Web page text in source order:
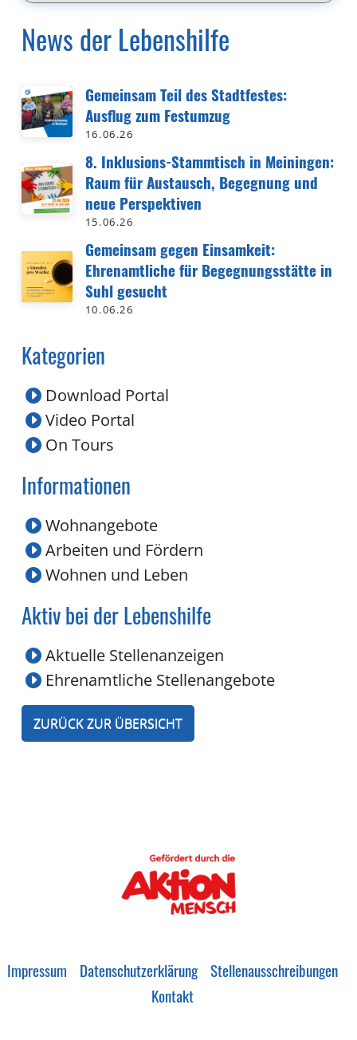
News der Lebenshilfe
Gemeinsam Teil des Stadtfestes:
Ausflug zum Festumzug
16.06.26
8. Inklusions-Stammtisch in Meiningen:
Raum für Austausch, Begegnung und
neue Perspektiven
15.06.26
Gemeinsam gegen Einsamkeit:
Ehrenamtliche für Begegnungsstätte in
Suhl gesucht
10.06.26
Kategorien
Download Portal
Video Portal
On Tours
Informationen
Wohnangebote
Arbeiten und Fördern
Wohnen und Leben
Aktiv bei der Lebenshilfe
Aktuelle Stellenanzeigen
Ehrenamtliche Stellenangebote
ZURÜCK ZUR ÜBERSICHT
Impressum Datenschutzerklärung Stellenausschreibungen
Kontakt